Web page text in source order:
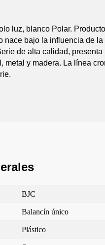
luz, blanco Polar.
nace bajo la influencia de
de alta calidad,
metal y madera. La línea
BJC
Balancín único
Plástico